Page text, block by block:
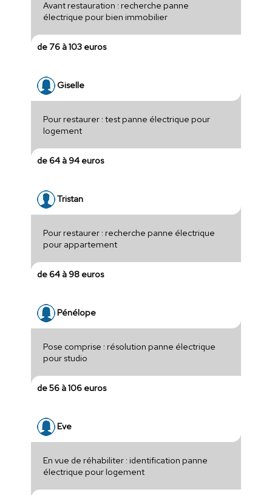
Avant restauration : recherche panne
électrique pour bien immobilier
de 76 à 103 euros
Giselle
Pour restaurer : test panne électrique pour
logement
de 64 à 94 euros
Tristan
Pour restaurer : recherche panne électrique
pour appartement
de 64 à 98 euros
Pénélope
Pose comprise : résolution panne électrique
pour studio
de 56 à 106 euros
Eve
En vue de réhabiliter : identification panne
électrique pour logement